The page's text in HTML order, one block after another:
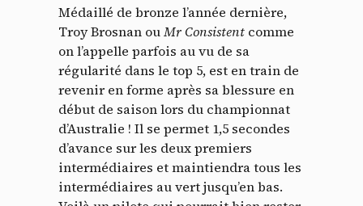
Médaillé de bronze l’année dernière,
Troy Brosnan ouMr Consistent comme
on l’appelle parfois au vu de sa
régularité dans le top 5, est en train de
revenir en forme après sa blessure en
début de saison lors du championnat
d’Australie ! Il se permet 1,5 secondes
d’avance sur les deux premiers
intermédiaires et maintiendra tous les
intermédiaires au vert jusqu’en bas.